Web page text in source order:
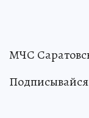
МЧС